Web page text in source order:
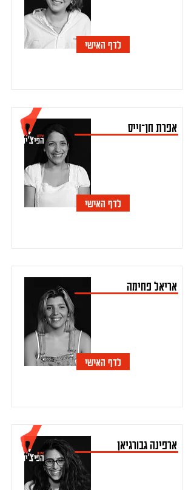
לדף האישי
אפרת חן־וייס
לדף האישי
אריאל פחימה
לדף האישי
ארפינה גבורגיאן